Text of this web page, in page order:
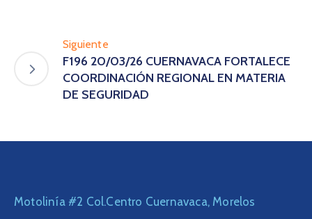
Siguiente
F196 20/03/26 CUERNAVACA FORTALECE
COORDINACIÓN REGIONAL EN MATERIA
DE SEGURIDAD
Motolinía #2 Col.Centro Cuernavaca, Morelos